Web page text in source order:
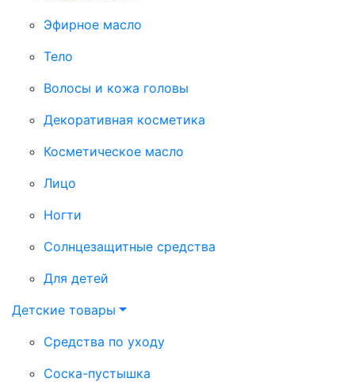
Эфирное масло
Тело
Волосы и кожа головы
Декоративная косметика
Косметическое масло
Лицо
Ногти
Солнцезащитные средства
Для детей
Детские товары
Средства по уходу
Соска-пустышка